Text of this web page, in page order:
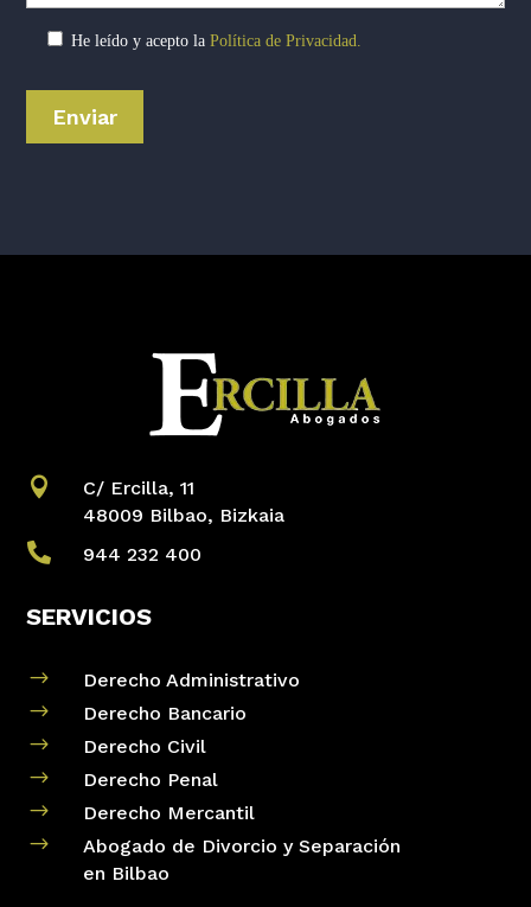
He leído y acepto laPolítica de Privacidad.

C/ Ercilla, 11
48009 Bilbao, Bizkaia
 944 232 400
SERVICIOS
$ Derecho Administrativo
$ Derecho Bancario
$ Derecho Civil
$ Derecho Penal
$ Derecho Mercantil
$
Abogado de Divorcio y Separación
en Bilbao